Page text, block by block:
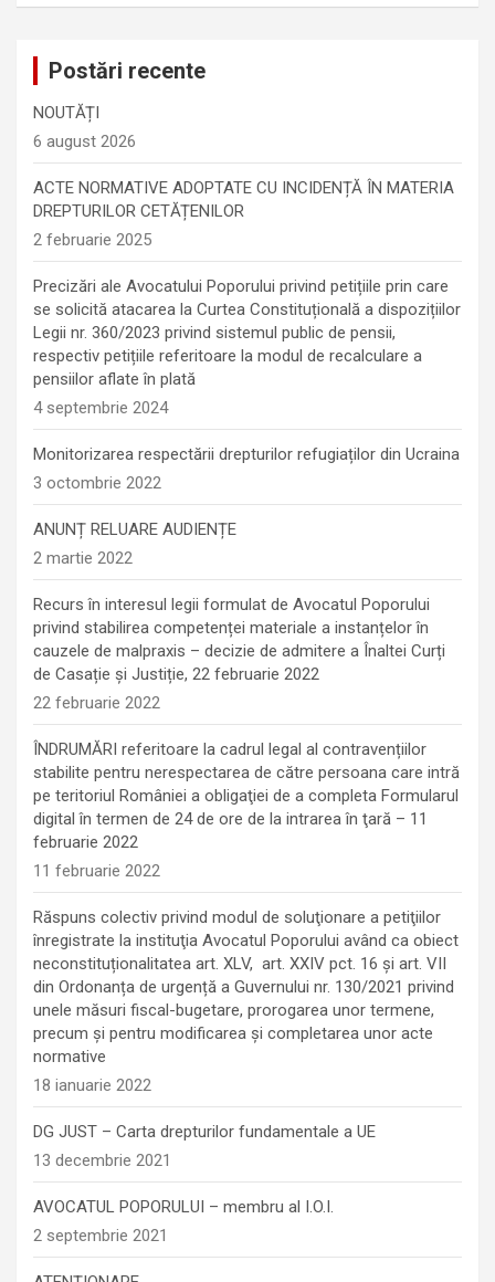
Postări recente
NOUTĂȚI
6 august 2026
ACTE NORMATIVE ADOPTATE CU INCIDENȚĂ ÎN MATERIA
DREPTURILOR CETĂȚENILOR
2 februarie 2025
Precizări ale Avocatului Poporului privind petițiile prin care
se solicită atacarea la Curtea Constituțională a dispozițiilor
Legii nr. 360/2023 privind sistemul public de pensii,
respectiv petițiile referitoare la modul de recalculare a
pensiilor aflate în plată
4 septembrie 2024
Monitorizarea respectării drepturilor refugiaților din Ucraina
3 octombrie 2022
ANUNȚ RELUARE AUDIENȚE
2 martie 2022
Recurs în interesul legii formulat de Avocatul Poporului
privind stabilirea competenței materiale a instanțelor în
cauzele de malpraxis – decizie de admitere a Înaltei Curți
de Casație și Justiție, 22 februarie 2022
22 februarie 2022
ÎNDRUMĂRI referitoare la cadrul legal al contravențiilor
stabilite pentru nerespectarea de către persoana care intră
pe teritoriul României a obligaţiei de a completa Formularul
digital în termen de 24 de ore de la intrarea în ţară – 11
februarie 2022
11 februarie 2022
Răspuns colectiv privind modul de soluţionare a petiţiilor
înregistrate la instituţia Avocatul Poporului având ca obiect
neconstituționalitatea art. XLV, art. XXIV pct. 16 și art. VII
din Ordonanța de urgență a Guvernului nr. 130/2021 privind
unele măsuri fiscal-bugetare, prorogarea unor termene,
precum şi pentru modificarea şi completarea unor acte
normative
18 ianuarie 2022
DG JUST – Carta drepturilor fundamentale a UE
13 decembrie 2021
AVOCATUL POPORULUI – membru al I.O.I.
2 septembrie 2021